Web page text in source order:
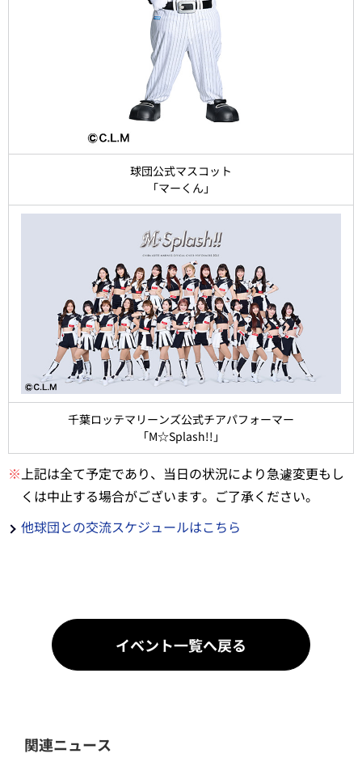
球団公式マスコット
「マーくん」
千葉ロッテマリーンズ公式チアパフォーマー
「M☆Splash!!」
※上記は全て予定であり、当日の状況により急遽変更もし
くは中止する場合がございます。ご了承ください。
他球団との交流スケジュールはこちら
イベント一覧へ戻る
関連ニュース